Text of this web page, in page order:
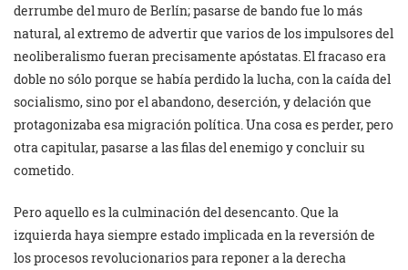
derrumbe del muro de Berlín; pasarse de bando fue lo más
natural, al extremo de advertir que varios de los impulsores del
neoliberalismo fueran precisamente apóstatas. El fracaso era
doble no sólo porque se había perdido la lucha, con la caída del
socialismo, sino por el abandono, deserción, y delación que
protagonizaba esa migración política. Una cosa es perder, pero
otra capitular, pasarse a las filas del enemigo y concluir su
cometido.
Pero aquello es la culminación del desencanto. Que la
izquierda haya siempre estado implicada en la reversión de
los procesos revolucionarios para reponer a la derecha